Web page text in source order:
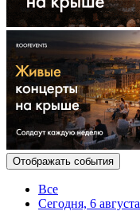
Отображать события
Все
Сегодня, 6 августа